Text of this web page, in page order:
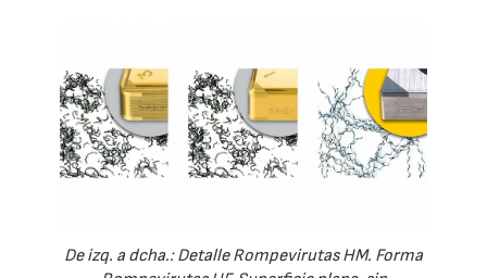
De izq. a dcha.: Detalle Rompevirutas HM. Forma